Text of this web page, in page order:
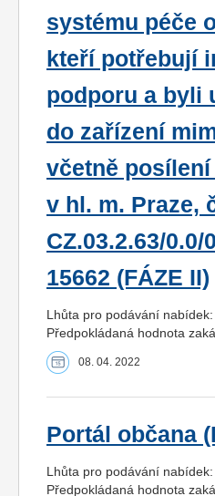
systému péče
kteří potřebují
podporu a byli
do zařízení
včetně
v hl. m. Praze,
CZ.03.2.63/0.0/
15662 (FÁZE II)
Lhůta pro podávání
Předpokládaná hodnota
08. 04. 2022
Portál občana
Lhůta pro podávání
Předpokládaná hodnota